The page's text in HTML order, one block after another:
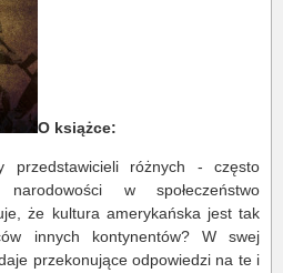
O książce:
przedstawicieli różnych - często
w społeczeństwo
że kultura amerykańska jest tak
innych kontynentów? W swej
przekonujące odpowiedzi na te i